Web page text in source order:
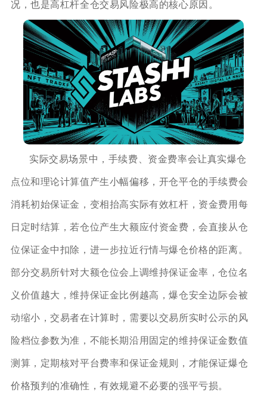
况，也是高杠杆全仓交易风险极高的核心原因。
实际交易场景中，手续费、资金费率会让真实爆仓
点位和理论计算值产生小幅偏移，开仓平仓的手续费会
消耗初始保证金，变相抬高实际有效杠杆，资金费用每
日定时结算，若仓位产生大额应付资金费，会直接从仓
位保证金中扣除，进一步拉近行情与爆仓价格的距离。
部分交易所针对大额仓位会上调维持保证金率，仓位名
义价值越大，维持保证金比例越高，爆仓安全边际会被
动缩小，交易者在计算时，需要以交易所实时公示的风
险档位参数为准，不能长期沿用固定的维持保证金数值
测算，定期核对平台费率和保证金规则，才能保证爆仓
价格预判的准确性，有效规避不必要的强平亏损。